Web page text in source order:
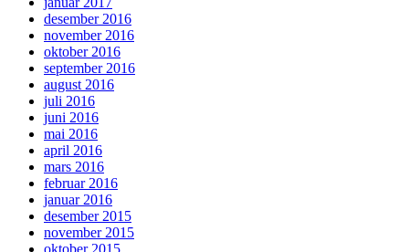
desember 2016
november 2016
oktober 2016
september 2016
august 2016
juli 2016
juni 2016
mai 2016
april 2016
mars 2016
februar 2016
januar 2016
desember 2015
november 2015